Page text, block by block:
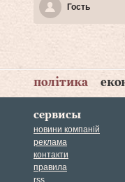
Гость
політика
сервисы
новини компаній
реклама
контакти
правила
rss